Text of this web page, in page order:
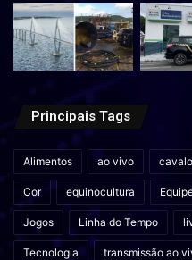
Principais Tags
Alimentos ao vivo cavalo
Cor equinocultura
Jogos Linha do Tempo
Tecnologia transmissão ao